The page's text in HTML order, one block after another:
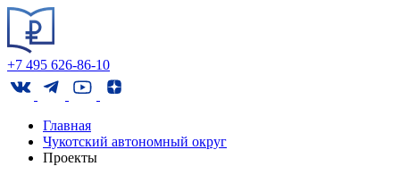
+7 495 626-86-10
Главная
Чукотский автономный округ
Проекты